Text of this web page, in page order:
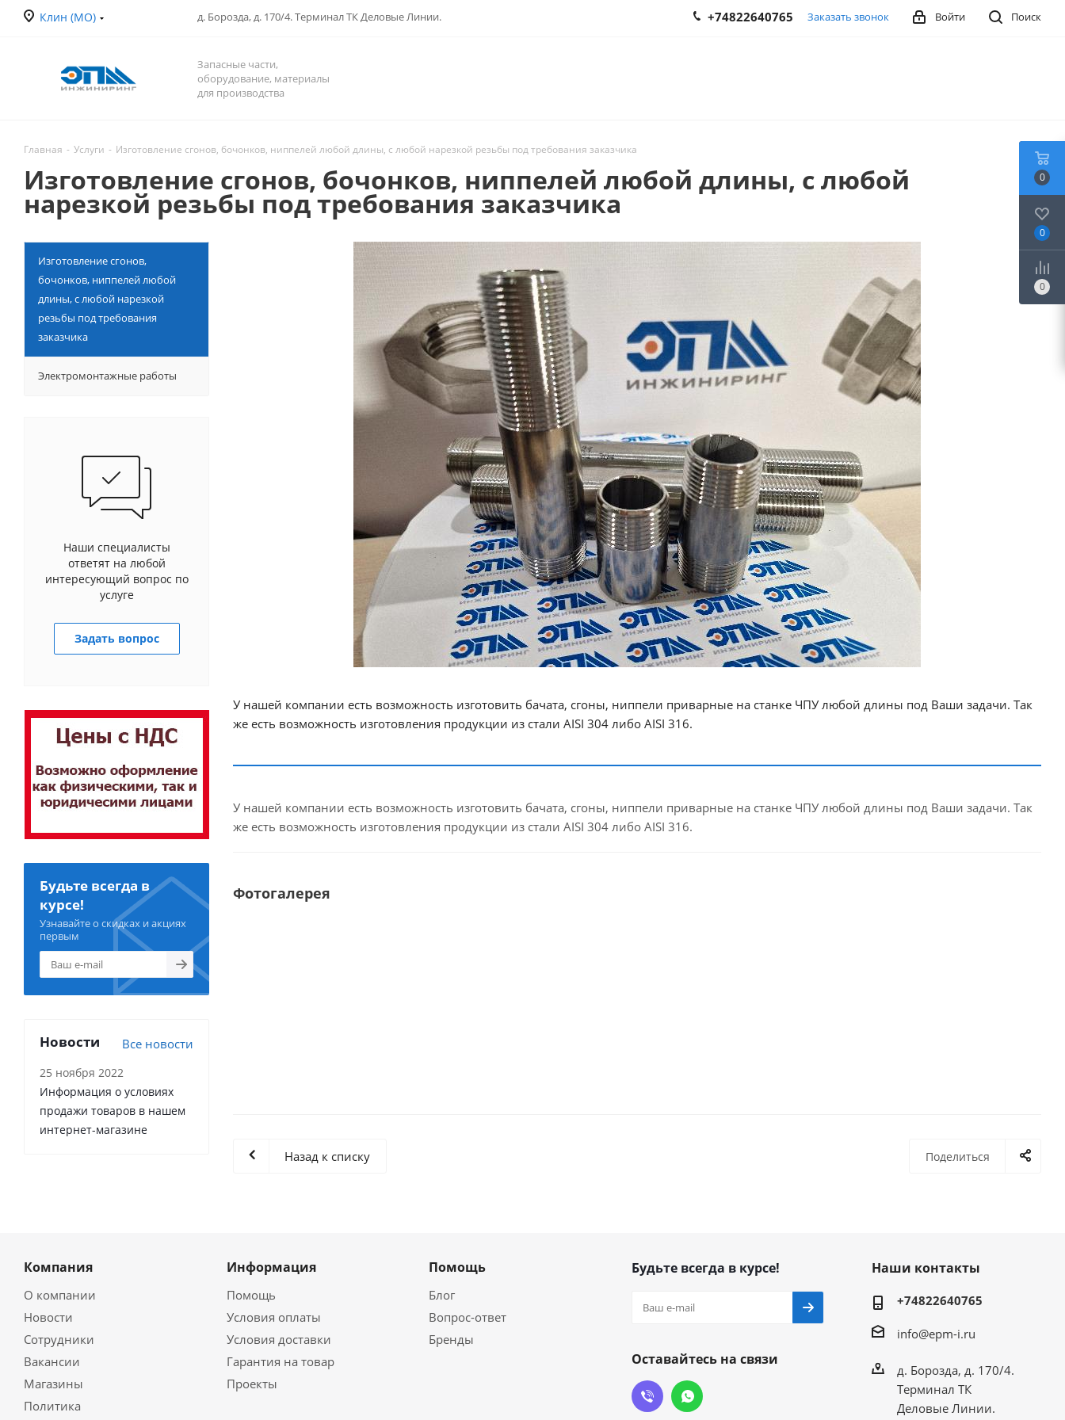
Клин (МО) д. Борозда, д. 170/4. Терминал ТК Деловые Линии. Поиск
Войти
+74822640765 Заказать звонок
Запасные части,
оборудование, материалы
для производства
Главная - Услуги - Изготовление сгонов, бочонков, ниппелей любой длины, с любой нарезкой резьбы под требования заказчика
Изготовление сгонов, бочонков, ниппелей любой длины, с любой
нарезкой резьбы под требования заказчика
У нашей компании есть возможность изготовить бачата, сгоны, ниппели приварные на станке ЧПУ любой длины под Ваши задачи. Так
же есть возможность изготовления продукции из стали AISI 304 либо AISI 316.
У нашей компании есть возможность изготовить бачата, сгоны, ниппели приварные на станке ЧПУ любой длины под Ваши задачи. Так
же есть возможность изготовления продукции из стали AISI 304 либо AISI 316.
Фотогалерея
Поделиться
Назад к списку
Изготовление сгонов,
бочонков, ниппелей любой
длины, с любой нарезкой
резьбы под требования
заказчика
Электромонтажные работы
Наши специалисты
ответят на любой
интересующий вопрос по
услуге
Задать вопрос
Будьте всегда в
курсе!
Узнавайте о скидках и акциях
первым
Новости Все новости
25 ноября 2022
Информация о условиях
продажи товаров в нашем
интернет-магазине
Компания
О компании
Новости
Сотрудники
Вакансии
Магазины
Политика
Информация
Помощь
Условия оплаты
Условия доставки
Гарантия на товар
Проекты
Помощь
Блог
Вопрос-ответ
Бренды
Будьте всегда в курсе!
Оставайтесь на связи
Наши контакты
+74822640765
info@epm-i.ru
д. Борозда, д. 170/4.
Терминал ТК
Деловые Линии.
0
0
0